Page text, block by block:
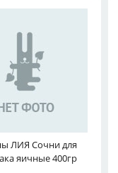
ЛИЯ Сочни для
яичные 400гр